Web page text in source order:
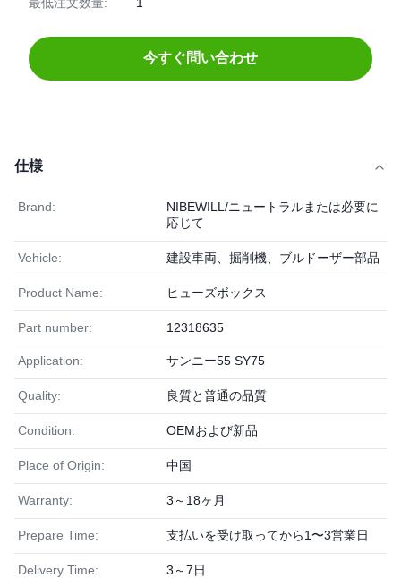
今すぐ問い合わせ
仕様
Brand:
NIBEWILL/ニュートラルまたは必要に
応じて
Vehicle: 建設車両、掘削機、ブルドーザー部品
Product Name: ヒューズボックス
Part number: 12318635
Application: サンニー55 SY75
Quality: 良質と普通の品質
Condition: OEMおよび新品
Place of Origin: 中国
Warranty: 3～18ヶ月
Prepare Time: 支払いを受け取ってから1〜3営業日
Delivery Time: 3～7日